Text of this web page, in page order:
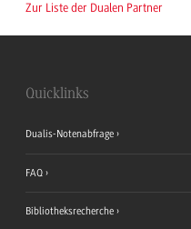
Zur Liste der Dualen Partner
Quicklinks
Dualis-Notenabfrage
FAQ
Bibliotheksrecherche